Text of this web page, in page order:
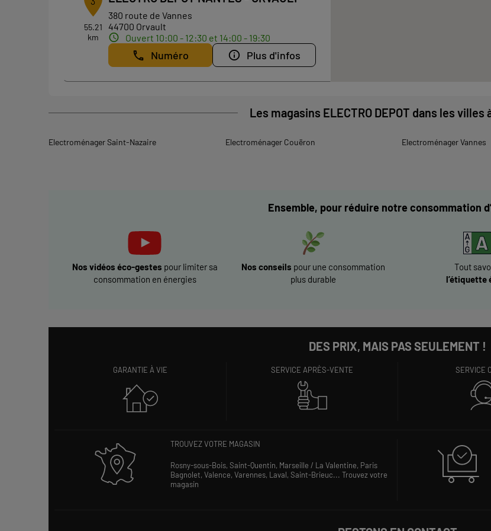
55.21
km
380 route de Vannes
44700 Orvault
Ouvert 10:00 - 12:30 et 14:00 - 19:30
Numéro Plus d'infos
Les magasins ELECTRO DEPOT dans les
Electroménager Saint-Nazaire Electroménager Couëron Electroménager Vannes
Ensemble, pour réduire notre consommation
Nos vidéos éco-gestes pour limiter sa
consommation en énergies
Nos conseils pour une consommation
plus durable
Tout
l’étiquette
DES PRIX, MAIS PAS SEULEMENT !
GARANTIE À VIE SERVICE APRÈS-VENTE SERVICE
TROUVEZ VOTRE MAGASIN
Rosny-sous-Bois,Saint-Quentin, Marseille / La Valentine, Paris
Bagnolet,Valence,Varennes, Laval,Saint-Brieuc...Trouvez votre
magasin